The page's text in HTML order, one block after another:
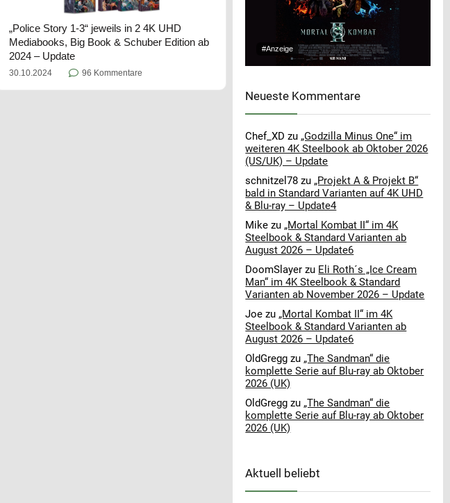
„Police Story 1-3“ jeweils in 2 4K UHD
Mediabooks, Big Book & Schuber Edition ab
2024 – Update
30.10.2024 96 Kommentare
#Anzeige
Neueste Kommentare
Chef_XD zu „Godzilla Minus One“ im
weiteren 4K Steelbook ab Oktober 2026
(US/UK) – Update
schnitzel78 zu „Projekt A & Projekt B“
bald in Standard Varianten auf 4K UHD
& Blu-ray – Update4
Mike zu „Mortal Kombat II“ im 4K
Steelbook & Standard Varianten ab
August 2026 – Update6
DoomSlayer zu Eli Roth´s „Ice Cream
Man“ im 4K Steelbook & Standard
Varianten ab November 2026 – Update
Joe zu „Mortal Kombat II“ im 4K
Steelbook & Standard Varianten ab
August 2026 – Update6
OldGregg zu „The Sandman“ die
komplette Serie auf Blu-ray ab Oktober
2026 (UK)
OldGregg zu „The Sandman“ die
komplette Serie auf Blu-ray ab Oktober
2026 (UK)
Aktuell beliebt